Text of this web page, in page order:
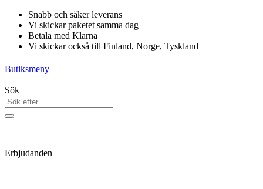
Hoppa
innehåll
Snabb och säker leverans
Vi skickar paketet samma dag
Betala med Klarna
Vi skickar också till Finland, Norge, Tyskland
Butiksmeny
Sök
Erbjudanden